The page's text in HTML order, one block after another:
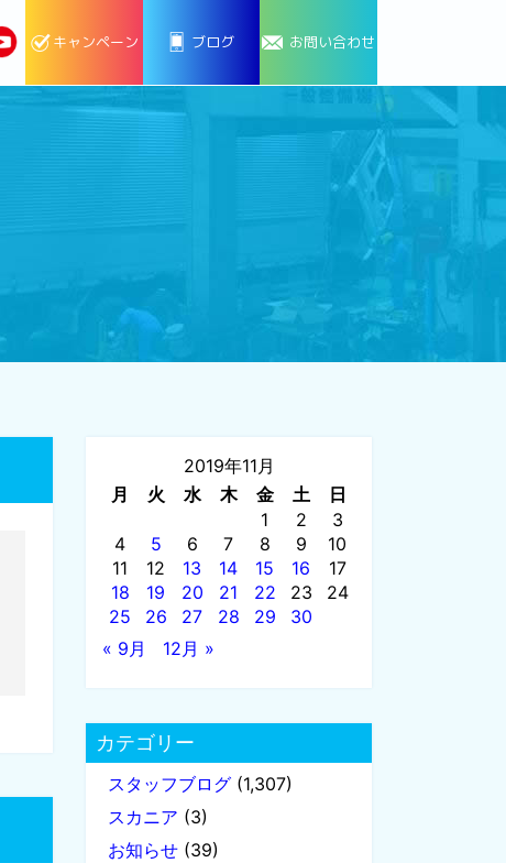
キャンペーン ブログ お問い合わせ
2019年11月
月
火 水 木 金 土
日
1
2
3
4
5 6 7 8 9
10
11
12 13 14 15 16
17
18
19 20 21 22 23
24
25
26 27 28 29
30
« 9月
12月 »
カテゴリー
スタッフブログ (1,307)
スカニア (3)
お知らせ (39)